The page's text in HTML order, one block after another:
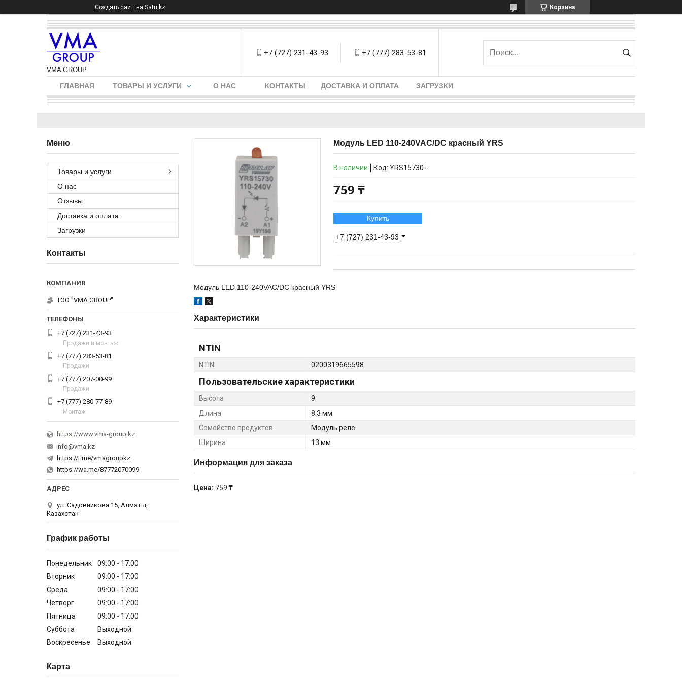
Создать сайт на Satu.kz Корзина
VMA GROUP
+7 (727) 231-43-93 +7 (777) 283-53-81
ГЛАВНАЯ ТОВАРЫ И УСЛУГИ О НАС КОНТАКТЫ ДОСТАВКА И ОПЛАТА ЗАГРУЗКИ
Модуль LED 110-240VAC/DC красный YRS
В наличии Код: YRS15730--
759 ₸
Купить
+7 (727) 231-43-93
Модуль LED 110-240VAC/DC красный YRS
Характеристики
NTIN
NTIN 0200319665598
Пользовательские характеристики
Высота
9
Длина
8.3 мм
Семейство продуктов
Модуль реле
Ширина
13 мм
Информация для заказа
Цена: 759 ₸
Товары и услуги
О нас
Отзывы
Доставка и оплата
Загрузки
Контакты
ТОО "VMA GROUP"
+7 (727) 231-43-93
Продажи и монтаж
+7 (777) 283-53-81
Продажи
+7 (777) 207-00-99
Продажи
+7 (777) 280-77-89
Монтаж
https://www.vma-group.kz
info@vma.kz
https://t.me/vmagroupkz
https://wa.me/87772070099
ул. Садовникова 15, Алматы,
Казахстан
График работы
Понедельник 09:00
17:00
Вторник
09:00
17:00
Среда
09:00
17:00
Четверг
09:00
17:00
Пятница
09:00
17:00
Суббота
Выходной
Воскресенье
Выходной
Карта